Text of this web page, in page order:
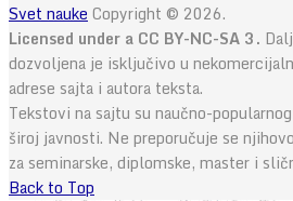
Svet nauke Copyright © 2026.
Licensed under a CC BY-NC-SA 3.
dozvoljena je isključivo u
adrese sajta i autora teksta.
Tekstovi na sajtu su naučno-
široj javnosti. Ne preporučuje se
za seminarske, diplomske, master i
Back to Top